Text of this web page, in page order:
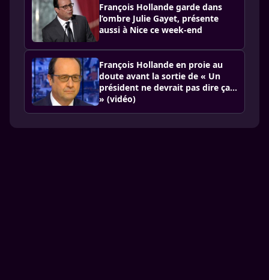
François Hollande garde dans
l’ombre Julie Gayet, présente
aussi à Nice ce week-end
François Hollande en proie au
doute avant la sortie de « Un
président ne devrait pas dire ça…
» (vidéo)